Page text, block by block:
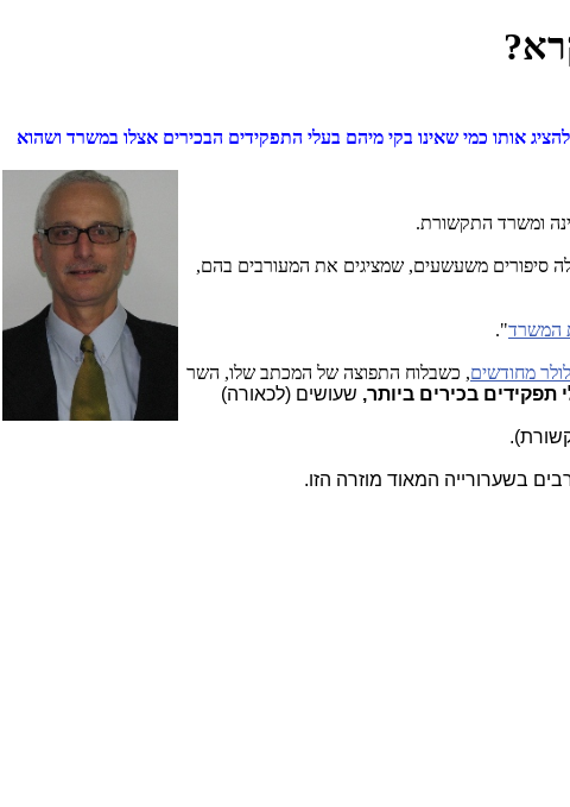
אותו כמי שאינו בקי מיהם בעלי התפקידים הבכירים אצלו במשרד ושהוא
ומשרד התקשורת.
סיפורים משעשעים, שמציגים את המעורבים בהם,
המשרד".
מחודשים, כשבלוח התפוצה של המכתב שלו, השר
תפקידים בכירים ביותר, שעושים (לכאורה)
בשערורייה המאוד מוזרה הזו.